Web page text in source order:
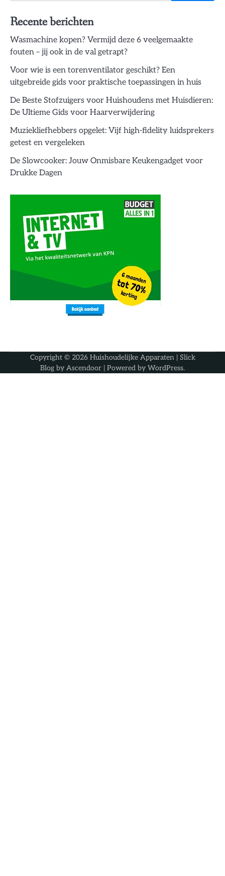
Recente berichten
Wasmachine kopen? Vermijd deze 6 veelgemaakte
fouten – jij ook in de val getrapt?
Voor wie is een torenventilator geschikt? Een
uitgebreide gids voor praktische toepassingen in huis
De Beste Stofzuigers voor Huishoudens met Huisdieren:
De Ultieme Gids voor Haarverwijdering
Muziekliefhebbers opgelet: Vijf high-fidelity luidsprekers
getest en vergeleken
De Slowcooker: Jouw Onmisbare Keukengadget voor
Drukke Dagen
Copyright © 2026 Huishoudelijke Apparaten| Slick
Blog by Ascendoor | Powered by WordPress.